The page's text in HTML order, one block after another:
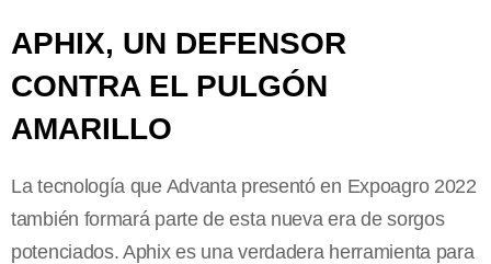
APHIX, UN DEFENSOR
CONTRA EL PULGÓN
AMARILLO
La tecnología que Advanta presentó en Expoagro 2022
también formará parte de esta nueva era de sorgos
potenciados. Aphix es una verdadera herramienta para